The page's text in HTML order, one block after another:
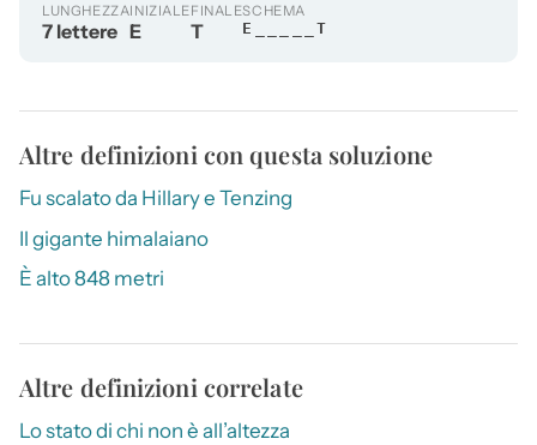
LUNGHEZZA
7 lettere
INIZIALE
E
FINALE
T
SCHEMA
E_____T
Altre definizioni con questa soluzione
Fu scalato da Hillary e Tenzing
Il gigante himalaiano
È alto 848 metri
Altre definizioni correlate
Lo stato di chi non è all’altezza